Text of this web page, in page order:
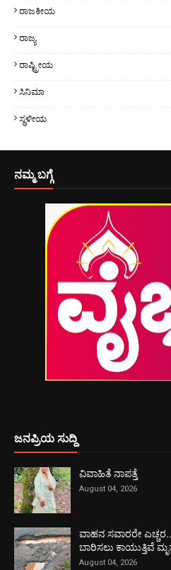
ರಾಜಕೀಯ
ರಾಜ್ಯ
ರಾಷ್ಟ್ರೀಯ
ಸಿನಿಮಾ
ಸ್ಥಳೀಯ
ನಮ್ಮ ಬಗ್ಗೆ
ಜನಪ್ರಿಯ ಸುದ್ದಿ
ವಿವಾಹಿತೆ ನಾಪತ್ತೆ
August 04, 2026
ವಾಹನ ಸವಾರರೇ
ಬಾರಿಸಲು ಕಾಯುತ್ತಿವೆ
August 04, 2026